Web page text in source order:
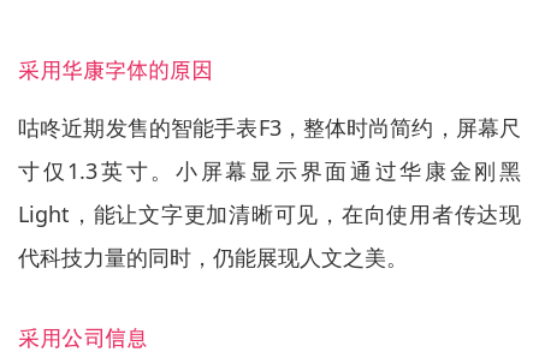
采用华康字体的原因
咕咚近期发售的智能手表F3，整体时尚简约，屏幕尺
寸仅1.3英寸。小屏幕显示界面通过华康金刚黑
Light，能让文字更加清晰可见，在向使用者传达现
代科技力量的同时，仍能展现人文之美。
采用公司信息